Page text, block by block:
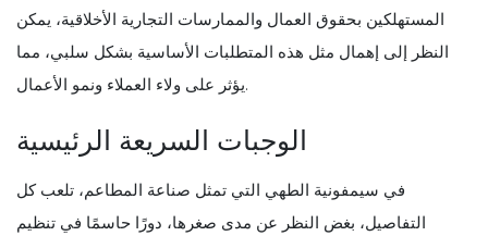
المستهلكين بحقوق العمال والممارسات التجارية الأخلاقية، يمكن
النظر إلى إهمال مثل هذه المتطلبات الأساسية بشكل سلبي، مما
يؤثر على ولاء العملاء ونمو الأعمال.
الوجبات السريعة الرئيسية
في سيمفونية الطهي التي تمثل صناعة المطاعم، تلعب كل
التفاصيل، بغض النظر عن مدى صغرها، دورًا حاسمًا في تنظيم